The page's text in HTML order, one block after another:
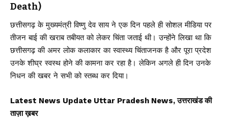
Death)
छत्तीसगढ़ के मुख्यमंत्री विष्णु देव साय ने एक दिन पहले ही सोशल मीडिया पर
तीजन बाई की खराब तबीयत को लेकर चिंता जताई थी। उन्होंने लिखा था कि
छत्तीसगढ़ की अमर लोक कलाकार का स्वास्थ्य चिंताजनक है और पूरा प्रदेश
उनके शीघ्र स्वस्थ होने की कामना कर रहा है। लेकिन अगले ही दिन उनके
निधन की खबर ने सभी को स्तब्ध कर दिया।
Latest News Update Uttar Pradesh News, उत्तराखंड की
ताज़ा ख़बर